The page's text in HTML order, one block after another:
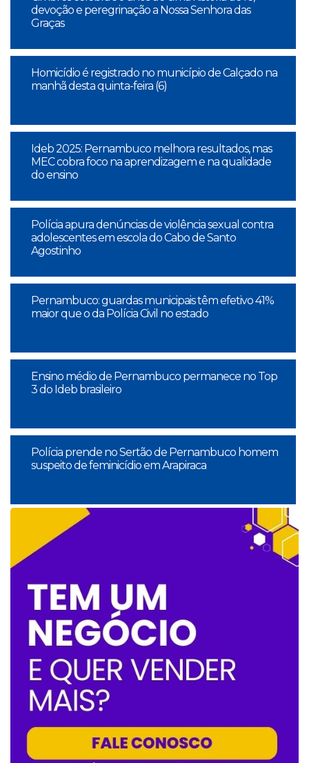
devoção e peregrinação a Nossa Senhora das
Graças
Homicídio é registrado no município de Calçado na
manhã desta quinta-feira (6)
Ideb 2025: Pernambuco melhora resultados, mas
MEC cobra foco na aprendizagem e na qualidade
do ensino
Polícia apura denúncias de violência sexual contra
adolescentes em escola do Cabo de Santo
Agostinho
Pernambuco: guardas municipais têm efetivo 41%
maior que o da Polícia Civil no estado
Ensino médio de Pernambuco permanece no Top
3 do Ideb brasileiro
Polícia prende no Sertão de Pernambuco homem
suspeito de feminicídio em Arapiraca